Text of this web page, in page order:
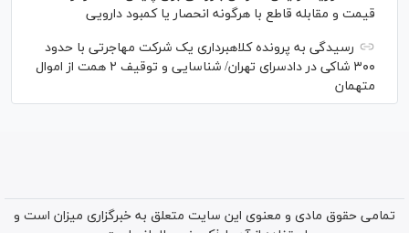
قیمت و مقابله قاطع با هرگونه انحصار یا کمبود دارویی
رسیدگی به پرونده کلاهبرداری یک شرکت مهاجرتی با حدود
۳۰۰ شاکی در دادسرای تهران/ شناسایی و توقیف ۲ همت از اموال
متهمان
تمامی حقوق مادی و معنوی این سایت متعلق به خبرگزاری میزان است و